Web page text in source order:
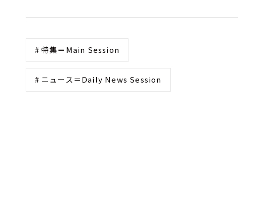
# 特集＝Main Session
# ニュース＝Daily News Session